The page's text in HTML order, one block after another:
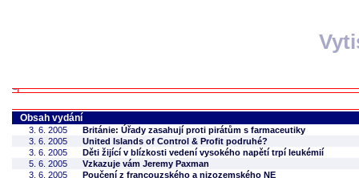
Obsah vydání
3. 6. 2005
Británie: Úřady zasahují proti pirátům s farmaceutiky
3. 6. 2005
United Islands of Control & Profit podruhé?
3. 6. 2005
Děti žijící v blízkosti vedení vysokého napětí trpí leukémií
5. 6. 2005
Vzkazuje vám Jeremy Paxman
3. 6. 2005
Poučení z francouzského a nizozemského NE